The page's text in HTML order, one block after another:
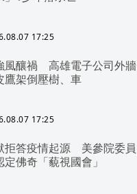
17:25
風釀禍 高雄電子公司外牆
鷹架倒壓樹、車
17:25
拒答疫情起源 美參院委員
定佛奇「藐視國會」